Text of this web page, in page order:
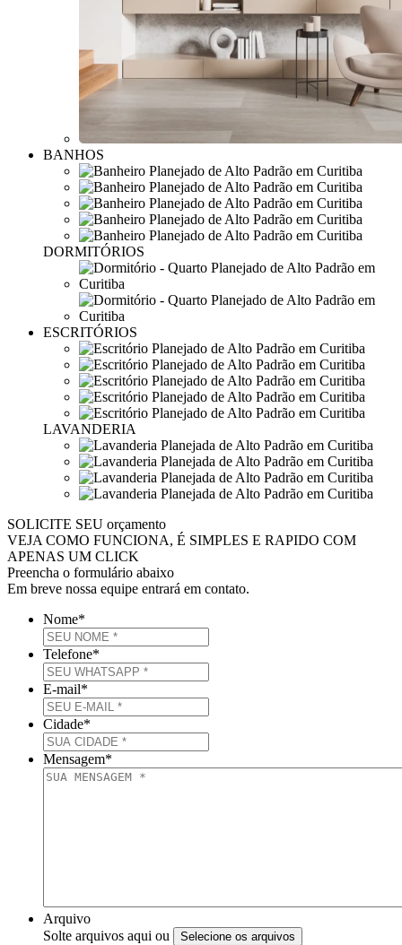
BANHOS
DORMITÓRIOS
ESCRITÓRIOS
LAVANDERIA
SOLICITE SEU orçamento
VEJA COMO FUNCIONA, É SIMPLES E RAPIDO COM
APENAS UM CLICK
Preencha o formulário abaixo
Em breve nossa equipe entrará em contato.
Nome*
Telefone*
E-mail*
Cidade*
Mensagem*
Arquivo
Solte arquivos aqui ou
Selecione os arquivos